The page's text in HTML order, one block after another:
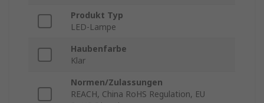
Produkt Typ
LED-Lampe
Haubenfarbe
Klar
Normen/Zulassungen
REACH, China RoHS Regulation, EU